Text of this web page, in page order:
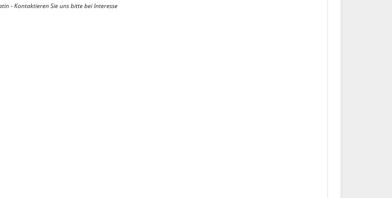
- Kontaktieren Sie uns bitte bei Interesse